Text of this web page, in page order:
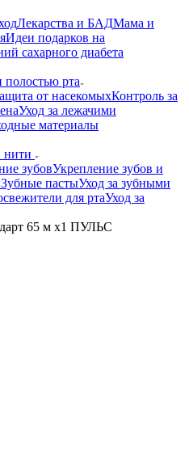
Лекарства и БАДМама и
Идеи подарков на
сахарного диабета
полостью рта
от насекомыхКонтроль за
Уход за лежачими
материалы
нити
зубовУкрепление зубов и
Зубные пастыУход за зубными
для ртаУход за
65 м х1 ПУЛЬС